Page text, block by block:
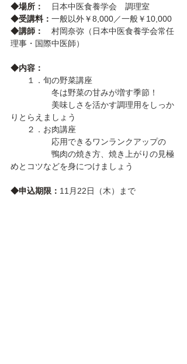
◆場所：
日本中医食養学会　調理室
◆受講料： 一般以外￥8,000／一般￥10,000
◆講師： 村岡奈弥（日本中医食養学会常任
理事・国際中医師）
◆内容：
１．旬の野菜講座
冬は野菜の甘みが増す季節！
美味しさを活かす調理用をしっか
りとらえましょう
２．お肉講座
応用できるワンランクアップの
鴨肉の焼き方、焼き上がりの見極
めとコツなどを身につけましょう
◆申込期限： 11月22日（木）まで